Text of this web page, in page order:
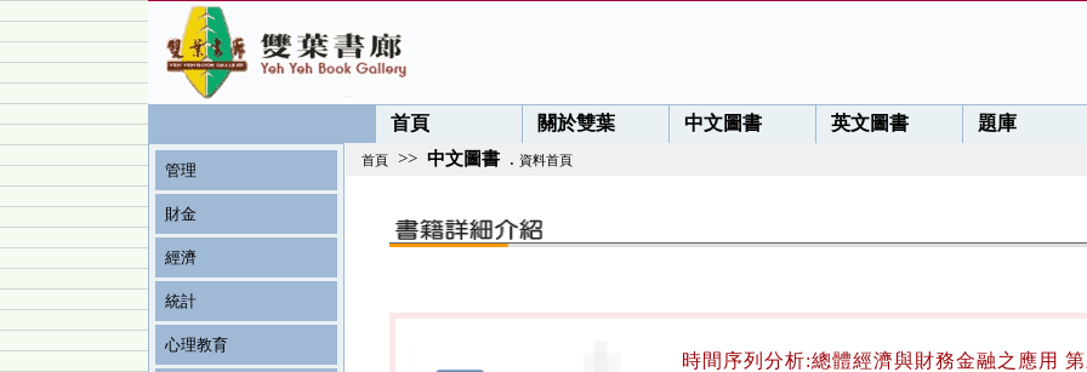
首頁 關於雙葉 中文圖書 英文圖書 題庫
管理
財金
經濟
統計
心理教育
首頁 >> 中文圖書 . 資料首頁
時間序列分析:總體經濟與財務金融之應用